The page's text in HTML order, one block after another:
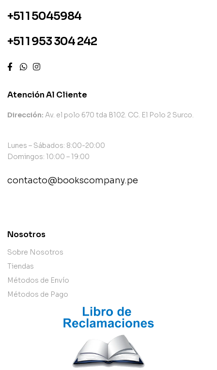
+51 1 5045984
+51 1 953 304 242
Atención Al Cliente
Dirección: Av. el polo 670 tda B102. CC. El Polo 2 Surco.
Lunes – Sábados: 8:00-20:00
Domingos: 10:00 – 19:00
contacto@bookscompany.pe
Nosotros
Sobre Nosotros
Tiendas
Métodos de Envío
Métodos de Pago